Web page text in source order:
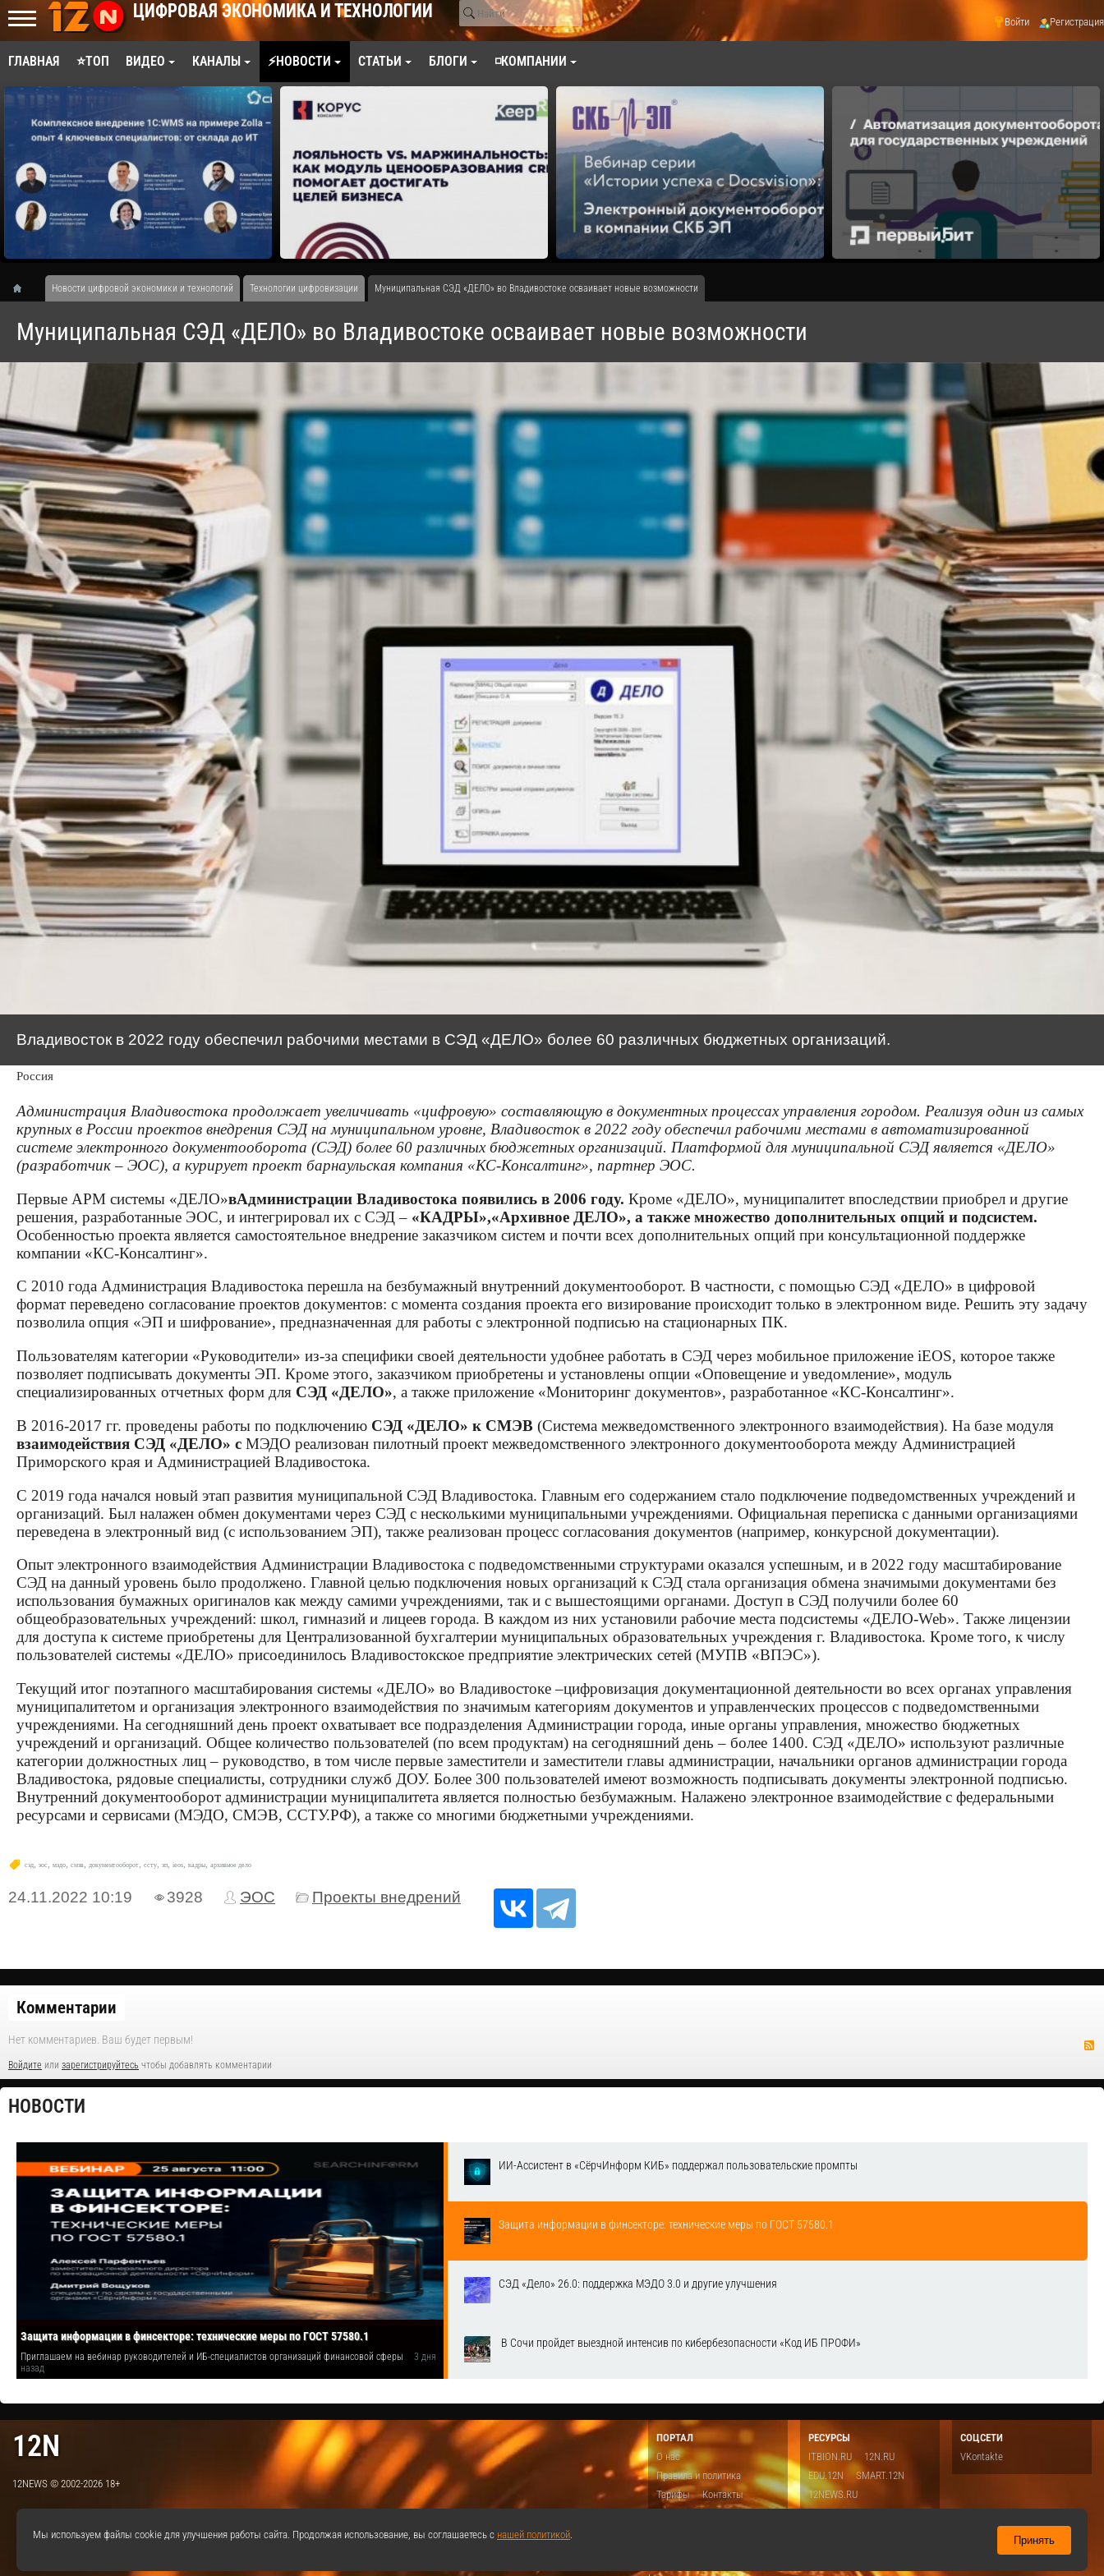
ЦИФРОВАЯ ЭКОНОМИКА И ТЕХНОЛОГИИ Войти Регистрация
ГЛАВНАЯ ⭐ТОП ВИДЕО КАНАЛЫ ⚡НОВОСТИ СТАТЬИ БЛОГИ ◽КОМПАНИИ
Новости цифровой экономики и технологий Технологии цифровизации Муниципальная СЭД «ДЕЛО» во Владивостоке осваивает новые возможности
Муниципальная СЭД «ДЕЛО» во Владивостоке осваивает новые возможности
Владивосток в 2022 году обеспечил рабочими местами в СЭД «ДЕЛО» более 60 различных бюджетных организаций.
Россия
Администрация Владивостока продолжает увеличивать «цифровую» составляющую в документных процессах управления городом. Реализуя один из самых
крупных в России проектов внедрения СЭД на муниципальном уровне, Владивосток в 2022 году обеспечил рабочими местами в автоматизированной
системе электронного документооборота (СЭД) более 60 различных бюджетных организаций. Платформой для муниципальной СЭД является «ДЕЛО»
(разработчик – ЭОС), а курирует проект барнаульская компания «КС-Консалтинг», партнер ЭОС.
Первые АРМ системы «ДЕЛО»вАдминистрации Владивостока появились в 2006 году. Кроме «ДЕЛО», муниципалитет впоследствии приобрел и другие
решения, разработанные ЭОС, и интегрировал их с СЭД – «КАДРЫ»,«Архивное ДЕЛО», а также множество дополнительных опций и подсистем.
Особенностью проекта является самостоятельное внедрение заказчиком систем и почти всех дополнительных опций при консультационной поддержке
компании «КС-Консалтинг».
С 2010 года Администрация Владивостока перешла на безбумажный внутренний документооборот. В частности, с помощью СЭД «ДЕЛО» в цифровой
формат переведено согласование проектов документов: с момента создания проекта его визирование происходит только в электронном виде. Решить эту задачу
позволила опция «ЭП и шифрование», предназначенная для работы с электронной подписью на стационарных ПК.
Пользователям категории «Руководители» из-за специфики своей деятельности удобнее работать в СЭД через мобильное приложение iEOS, которое также
позволяет подписывать документы ЭП. Кроме этого, заказчиком приобретены и установлены опции «Оповещение и уведомление», модуль
специализированных отчетных форм для СЭД «ДЕЛО», а также приложение «Мониторинг документов», разработанное «КС-Консалтинг».
В 2016-2017 гг. проведены работы по подключению СЭД «ДЕЛО» к СМЭВ (Система межведомственного электронного взаимодействия). На базе модуля
взаимодействия СЭД «ДЕЛО» с МЭДО реализован пилотный проект межведомственного электронного документооборота между Администрацией
Приморского края и Администрацией Владивостока.
С 2019 года начался новый этап развития муниципальной СЭД Владивостока. Главным его содержанием стало подключение подведомственных учреждений и
организаций. Был налажен обмен документами через СЭД с несколькими муниципальными учреждениями. Официальная переписка с данными организациями
переведена в электронный вид (с использованием ЭП), также реализован процесс согласования документов (например, конкурсной документации).
Опыт электронного взаимодействия Администрации Владивостока с подведомственными структурами оказался успешным, и в 2022 году масштабирование
СЭД на данный уровень было продолжено. Главной целью подключения новых организаций к СЭД стала организация обмена значимыми документами без
использования бумажных оригиналов как между самими учреждениями, так и c вышестоящими органами. Доступ в СЭД получили более 60
общеобразовательных учреждений: школ, гимназий и лицеев города. В каждом из них установили рабочие места подсистемы «ДЕЛО-Web». Также лицензии
для доступа к системе приобретены для Централизованной бухгалтерии муниципальных образовательных учреждения г. Владивостока. Кроме того, к числу
пользователей системы «ДЕЛО» присоединилось Владивостокское предприятие электрических сетей (МУПВ «ВПЭС»).
Текущий итог поэтапного масштабирования системы «ДЕЛО» во Владивостоке –цифровизация документационной деятельности во всех органах управления
муниципалитетом и организация электронного взаимодействия по значимым категориям документов и управленческих процессов с подведомственными
учреждениями. На сегодняшний день проект охватывает все подразделения Администрации города, иные органы управления, множество бюджетных
учреждений и организаций. Общее количество пользователей (по всем продуктам) на сегодняшний день – более 1400. СЭД «ДЕЛО» используют различные
категории должностных лиц – руководство, в том числе первые заместители и заместители главы администрации, начальники органов администрации города
Владивостока, рядовые специалисты, сотрудники служб ДОУ. Более 300 пользователей имеют возможность подписывать документы электронной подписью.
Внутренний документооборот администрации муниципалитета является полностью безбумажным. Налажено электронное взаимодействие с федеральными
ресурсами и сервисами (МЭДО, СМЭВ, ССТУ.РФ), а также со многими бюджетными учреждениями.
сэд, эос, мэдо, смэв, документооборот, ссту, эп, ieos, кадры, архивное дело
24.11.2022 10:19 3928 ЭОС Проекты внедрений
Комментарии
Нет комментариев. Ваш будет первым!
Войдите или зарегистрируйтесь чтобы добавлять комментарии
НОВОСТИ
Защита информации в финсекторе: технические меры по ГОСТ 57580.1
Приглашаем на вебинар руководителей и ИБ-специалистов организаций финансовой сферы
3 дня
назад
ИИ-Ассистент в «СёрчИнформ КИБ» поддержал пользовательские промпты
Защита информации в финсекторе: технические меры по ГОСТ 57580.1
СЭД «Дело» 26.0: поддержка МЭДО 3.0 и другие улучшения
​ В Сочи пройдет выездной интенсив по кибербезопасности «Код ИБ ПРОФИ»
12N
12NEWS © 2002-2026 18+
ПОРТАЛ
О нас
Правила и политика
Тарифы
Контакты
РЕСУРСЫ
ITBION.RU
12N.RU
EDU.12N
SMART.12N
12NEWS.RU
СОЦСЕТИ
VKontakte
Мы используем файлы cookie для улучшения работы сайта. Продолжая использование, вы соглашаетесь с нашей политикой. Принять